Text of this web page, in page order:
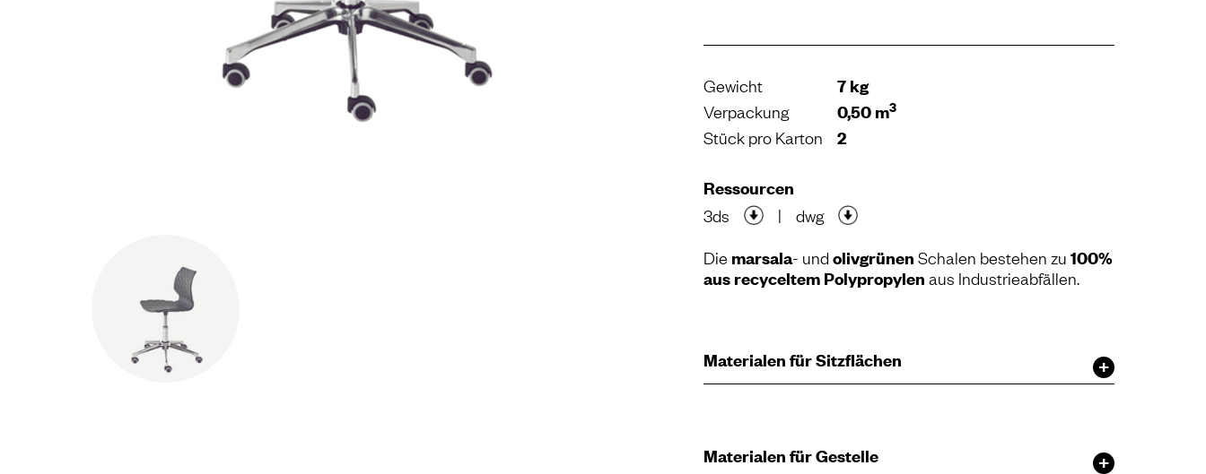
Gewicht 7 kg
Verpackung 0,50 m3
Stück pro Karton 2
Ressourcen
3ds |
dwg
Die marsala- undolivgrünen Schalen bestehen zu100%
aus recyceltem Polypropylen aus Industrieabfällen.
Materialen für Sitzflächen
Materialen für Gestelle